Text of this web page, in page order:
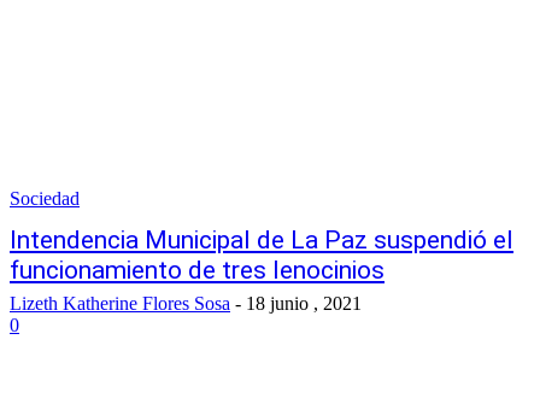
Sociedad
Intendencia Municipal de La Paz suspendió el
funcionamiento de tres lenocinios
Lizeth Katherine Flores Sosa - 18 junio , 2021
0